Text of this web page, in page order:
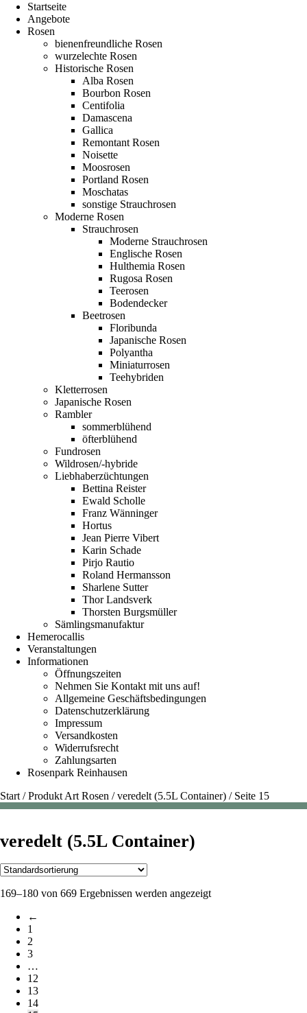
Startseite
Angebote
Rosen
bienenfreundliche Rosen
wurzelechte Rosen
Historische Rosen
Alba Rosen
Bourbon Rosen
Centifolia
Damascena
Gallica
Remontant Rosen
Noisette
Moosrosen
Portland Rosen
Moschatas
sonstige Strauchrosen
Moderne Rosen
Strauchrosen
Moderne Strauchrosen
Englische Rosen
Hulthemia Rosen
Rugosa Rosen
Teerosen
Bodendecker
Beetrosen
Floribunda
Japanische Rosen
Polyantha
Miniaturrosen
Teehybriden
Kletterrosen
Japanische Rosen
Rambler
sommerblühend
öfterblühend
Fundrosen
Wildrosen/-hybride
Liebhaberzüchtungen
Bettina Reister
Ewald Scholle
Franz Wänninger
Hortus
Jean Pierre Vibert
Karin Schade
Pirjo Rautio
Roland Hermansson
Sharlene Sutter
Thor Landsverk
Thorsten Burgsmüller
Sämlingsmanufaktur
Hemerocallis
Veranstaltungen
Informationen
Öffnungszeiten
Nehmen Sie Kontakt mit uns auf!
Allgemeine Geschäftsbedingungen
Datenschutzerklärung
Impressum
Versandkosten
Widerrufsrecht
Zahlungsarten
Rosenpark Reinhausen
Start /Produkt Art Rosen /veredelt (5.5L Container) / Seite 15
veredelt (5.5L Container)
169–180 von 669 Ergebnissen werden angezeigt
←
1
2
3
…
12
13
14